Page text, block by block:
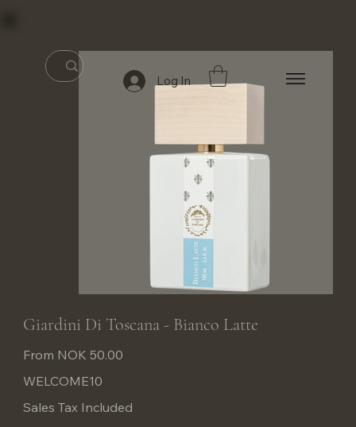
Log In
Giardini Di Toscana - Bianco Latte
From NOK 50.00
WELCOME10
Sales Tax Included